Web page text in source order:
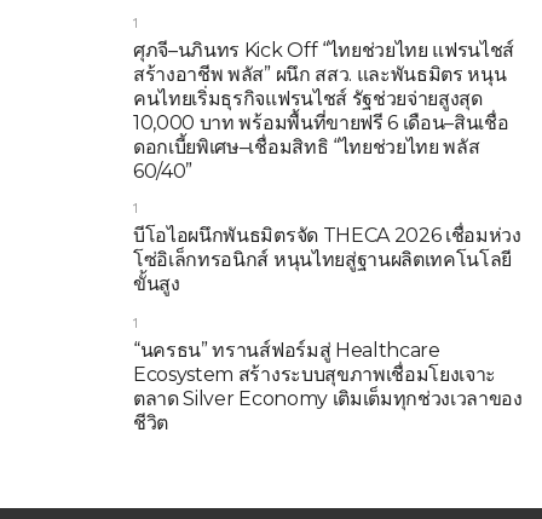
1
ศุภจี–นภินทร Kick Off “ไทยช่วยไทย แฟรนไชส์
สร้างอาชีพ พลัส” ผนึก สสว. และพันธมิตร หนุน
คนไทยเริ่มธุรกิจแฟรนไชส์ รัฐช่วยจ่ายสูงสุด
10,000 บาท พร้อมพื้นที่ขายฟรี 6 เดือน–สินเชื่อ
ดอกเบี้ยพิเศษ–เชื่อมสิทธิ “ไทยช่วยไทย พลัส
60/40”
1
บีโอไอผนึกพันธมิตรจัด THECA 2026 เชื่อมห่วง
โซ่อิเล็กทรอนิกส์ หนุนไทยสู่ฐานผลิตเทคโนโลยี
ขั้นสูง
1
“นครธน” ทรานส์ฟอร์มสู่ Healthcare
Ecosystem สร้างระบบสุขภาพเชื่อมโยงเจาะ
ตลาด Silver Economy เติมเต็มทุกช่วงเวลาของ
ชีวิต